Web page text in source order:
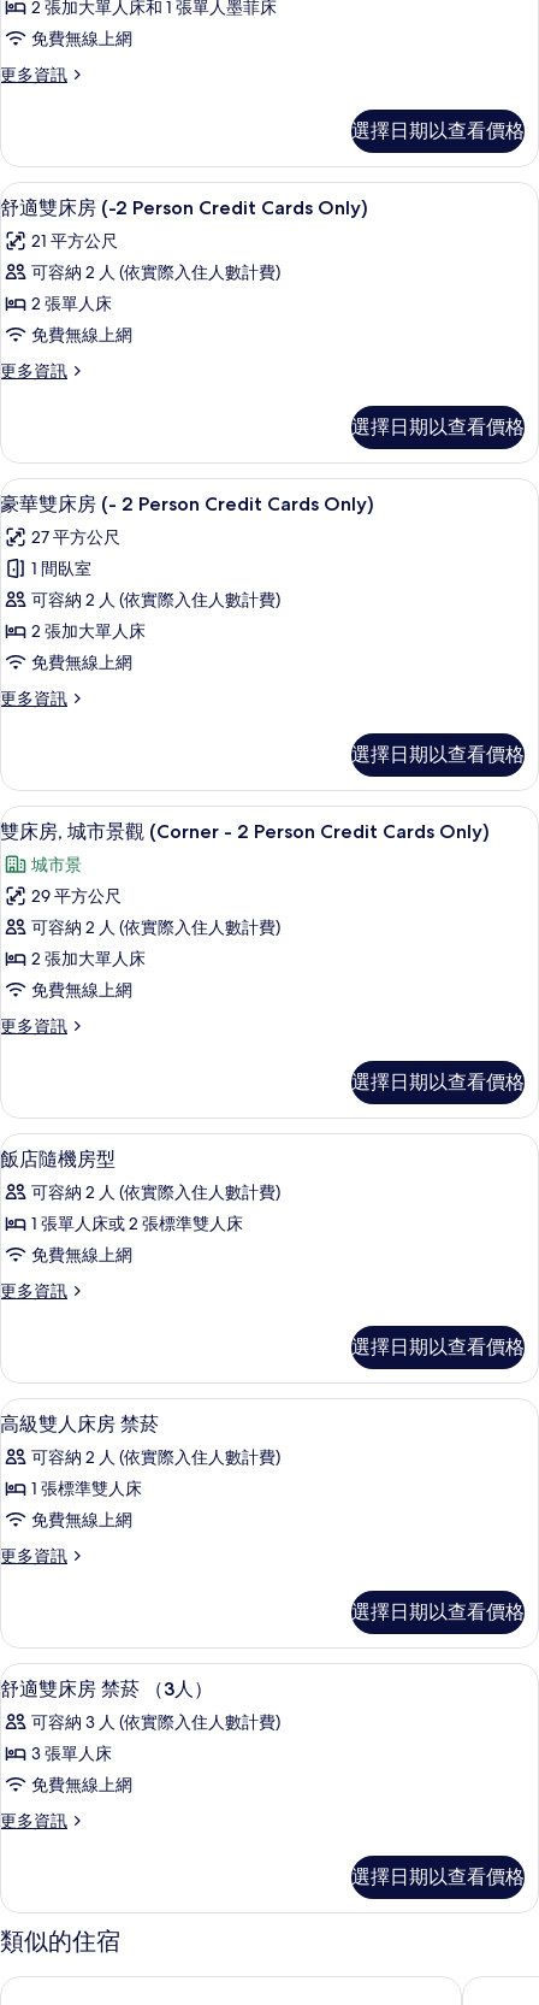
所
有
相
Cards
Only)
詳
市
觀
-
3
Person
Credit
Cards
Only)
的
所
有
2 張加大單人床和 1 張單人墨菲床
免費無線上網
更多資訊
更
房,
城
市
觀
(Corner
3
Person
Cards
情
選擇日期以查看價格
顯
示
舒
適
雙
房
Person
Credit
Cards
Only)
的
所
有
相
片
舒適雙床房 (-2 Person Credit Cards
9
舒適雙床房 (-2 Person Credit Cards Only)
21 平方公尺
可容納 2 人 (依實際入住人數計費)
2 張單人床
免費無線上網
更多資訊
更
雙
床
房
Person
Credit
Cards
Only)
的
詳
情
選擇日期以查看價格
顯
示
豪
華
雙
床
(-
Credit
Cards
Only)
的
所
有
相
片
豪華雙床房 (- 2 Person Credit Cards
11
豪華雙床房 (- 2 Person Credit Cards Only)
27 平方公尺
1 間臥室
可容納 2 人 (依實際入住人數計費)
2 張加大單人床
免費無線上網
更多資訊
更
雙
床
房
2
Person
Credit
Cards
Only)
的
詳
情
選擇日期以查看價格
顯
示
雙
床
房,
城
景
(Corner
2
Person
Credit
Cards
Only)
的
相
片
雙床房, 城市景觀 (Corner - 2 Person
13
雙床房, 城市景觀 (Corner - 2 Person Credit Cards Only)
城市景
29 平方公尺
可容納 2 人 (依實際入住人數計費)
2 張加大單人床
免費無線上網
更多資訊
更
房,
城
市
觀
(Corner
Person
Credit
的
情
選擇日期以查看價格
顯
示
飯
店
機
型
的
所
有
相
片
客房內保險箱、隔音、免費無線上網、
14
飯店隨機房型
可容納 2 人 (依實際入住人數計費)
1 張單人床或 2 張標準雙人床
免費無線上網
更多資訊
更
隨
機
房
的
詳
選擇日期以查看價格
顯
示
高
級
人
房
禁
菸
的
所
有
相
客房內保險箱、隔音、免費無線上網、
15
高級雙人床房 禁菸
可容納 2 人 (依實際入住人數計費)
1 張標準雙人床
免費無線上網
更多資訊
更
雙
人
床
禁
菸
詳
情
選擇日期以查看價格
顯
示
舒
適
床
禁
菸
（3
人）
客房內保險箱、隔音、免費無線上網、
13
舒適雙床房 禁菸 （3人）
可容納 3 人 (依實際入住人數計費)
3 張單人床
免費無線上網
更多資訊
更
雙
床
房
菸
選擇日期以查看價格
類似的住宿
九樹帕那斯首爾明洞 1 相鐵飯